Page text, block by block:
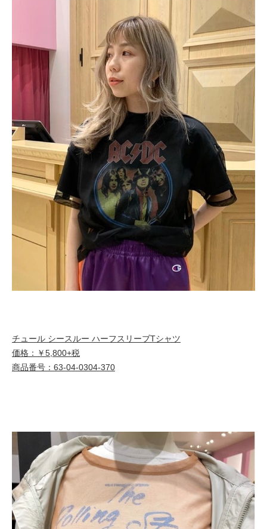
チュール シースルー ハーフスリーブTシャツ
価格：￥5,800+税
商品番号：63-04-0304-370